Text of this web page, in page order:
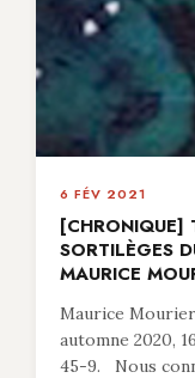
6 FÉV 2021
[CHRONIQUE]
SORTILÈGES
MAURICE
Maurice
automne 2020,
45-9. Nous